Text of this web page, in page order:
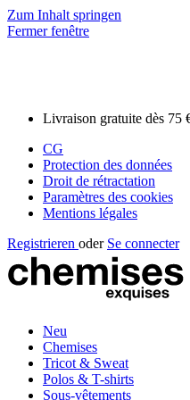
Zum Inhalt springen
Fermer fenêtre
Livraison gratuite dès 75
CG
Protection des données
Droit de rétractation
Paramètres des cookies
Mentions légales
Registrieren oder Se connecter
Neu
Chemises
Tricot & Sweat
Polos & T-shirts
Sous-vêtements